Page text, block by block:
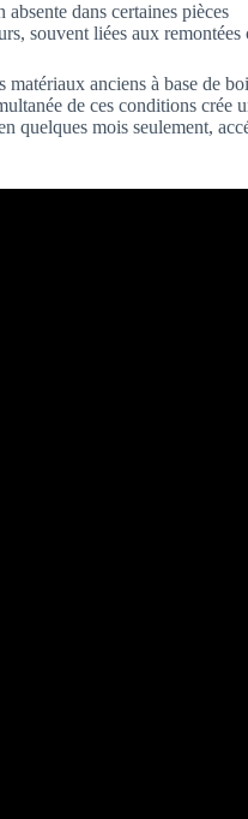
dans certaines pièces
souvent liées aux remontées
matériaux anciens à base de
de ces conditions
quelques mois seulement,